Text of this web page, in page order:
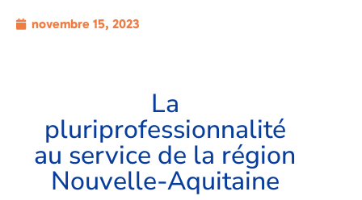
novembre 15, 2023
La
pluriprofessionnalité
au service de la région
Nouvelle-Aquitaine